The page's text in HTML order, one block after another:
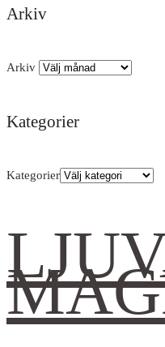
Arkiv
Arkiv
Kategorier
Kategorier